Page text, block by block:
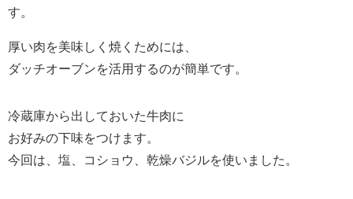
す。
厚い肉を美味しく焼くためには、
ダッチオーブンを活用するのが簡単です。
冷蔵庫から出しておいた牛肉に
お好みの下味をつけます。
今回は、塩、コショウ、乾燥バジルを使いました。